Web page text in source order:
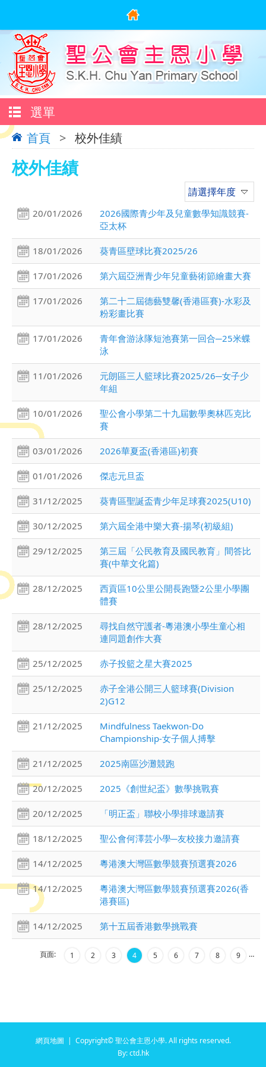
選單
首頁 > 校外佳績
校外佳績
請選擇年度
20/01/2026
2026國際青少年及兒童數學知識競賽-
亞太杯
18/01/2026 葵青區壁球比賽2025/26
17/01/2026 第六屆亞洲青少年兒童藝術節繪畫大賽
17/01/2026
第二十二屆德藝雙馨(香港區賽)-水彩及
粉彩畫比賽
17/01/2026
青年會游泳隊短池賽第一回合─25米蝶
泳
11/01/2026
元朗區三人籃球比賽2025/26─女子少
年組
10/01/2026
聖公會小學第二十九屆數學奧林匹克比
賽
03/01/2026 2026華夏盃(香港區)初賽
01/01/2026 傑志元旦盃
31/12/2025 葵青區聖誕盃青少年足球賽2025(U10)
30/12/2025 第六屆全港中樂大賽-揚琴(初級組)
29/12/2025
第三屆「公民教育及國民教育」間答比
賽(中華文化篇)
28/12/2025
西貢區10公里公開長跑暨2公里小學團
體賽
28/12/2025
尋找自然守護者-粵港澳小學生童心相
連同題創作大賽
25/12/2025 赤子投籃之星大賽2025
25/12/2025
赤子全港公開三人籃球賽(Division
2)G12
21/12/2025
Mindfulness Taekwon-Do
Championship-女子個人搏擊
21/12/2025 2025南區沙灘競跑
20/12/2025 2025《創世紀盃》數學挑戰賽
20/12/2025 「明正盃」聯校小學排球邀請賽
18/12/2025 聖公會何澤芸小學─友校接力邀請賽
14/12/2025 粵港澳大灣區數學競賽預選賽2026
14/12/2025
粵港澳大灣區數學競賽預選賽2026(香
港賽區)
14/12/2025 第十五屆香港數學挑戰賽
頁面: 1 2 3 4 5 6 7 8 9 …
網頁地圖 | Copyright© 聖公會主恩小學. All rights reserved.
By: ctd.hk